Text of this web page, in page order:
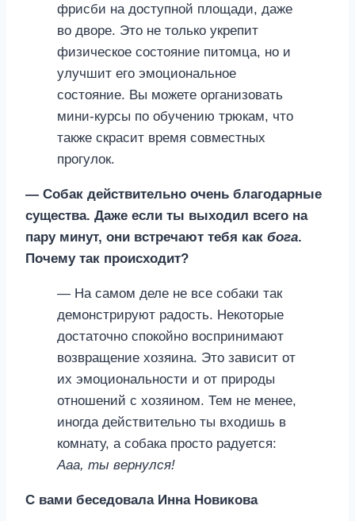
фрисби на доступной площади, даже
во дворе. Это не только укрепит
физическое состояние питомца, но и
улучшит его эмоциональное
состояние. Вы можете организовать
мини-курсы по обучению трюкам, что
также скрасит время совместных
прогулок.
— Собак действительно очень благодарные
существа. Даже если ты выходил всего на
пару минут, они встречают тебя как бога.
Почему так происходит?
— На самом деле не все собаки так
демонстрируют радость. Некоторые
достаточно спокойно воспринимают
возвращение хозяина. Это зависит от
их эмоциональности и от природы
отношений с хозяином. Тем не менее,
иногда действительно ты входишь в
комнату, а собака просто радуется:
Ааа, ты вернулся!
С вами беседовала Инна Новикова